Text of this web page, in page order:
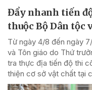
Đẩy nhanh tiến
thuộc Bộ Dân tộc
Từ ngày 4/8 đến ngày
và Tôn giáo do Thứ
tra thực địa tiến độ thi
thiện cơ sở vật chất tại